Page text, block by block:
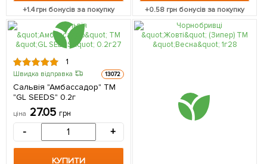
+1.4грн бонусів за покупку +0.58грн бонусів за покупку
1
Швидка відправка 13072
Сальвія "Амбассадор" ТМ
"GL SEEDS" 0.2г
ціна 27.05 грн
- +
КУПИТИ